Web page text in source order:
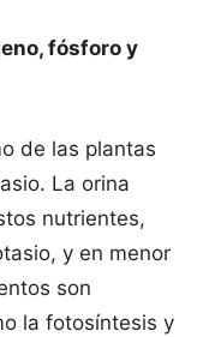
fósforo y
de las plantas
La orina
nutrientes,
y en menor
son
la fotosíntesis y